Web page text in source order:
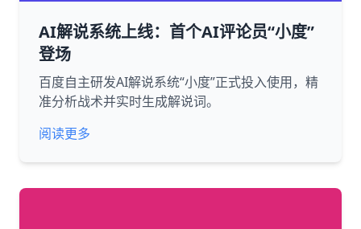
AI解说系统上线：首个AI评论员“小度”
登场
百度自主研发AI解说系统“小度”正式投入使用，精
准分析战术并实时生成解说词。
阅读更多